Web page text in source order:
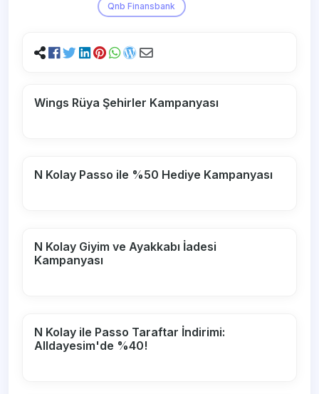
Qnb Finansbank
Wings Rüya Şehirler Kampanyası
N Kolay Passo ile %50 Hediye Kampanyası
N Kolay Giyim ve Ayakkabı İadesi
Kampanyası
N Kolay ile Passo Taraftar İndirimi:
Alldayesim'de %40!